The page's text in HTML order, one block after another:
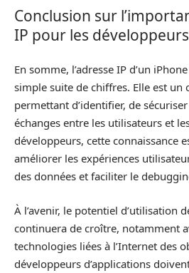
Conclusion sur
IP pour les
En somme, l’adresse IP d’un
simple suite de chiffres. Elle est un
permettant d’identifier, de
échanges entre les utilisateurs et
développeurs, cette connaissance
améliorer les expériences
des données et faciliter le
À l’avenir, le potentiel d’utilisation
continuera de croître, notamment
technologies liées à l’Internet des
développeurs d’applications